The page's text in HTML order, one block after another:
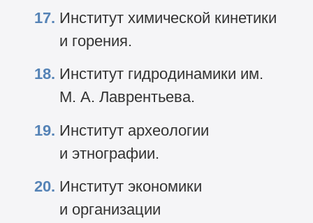
Институт химической кинетики
и горения.
Институт гидродинамики им.
М. А. Лаврентьева.
Институт археологии
и этнографии.
Институт экономики
и организации